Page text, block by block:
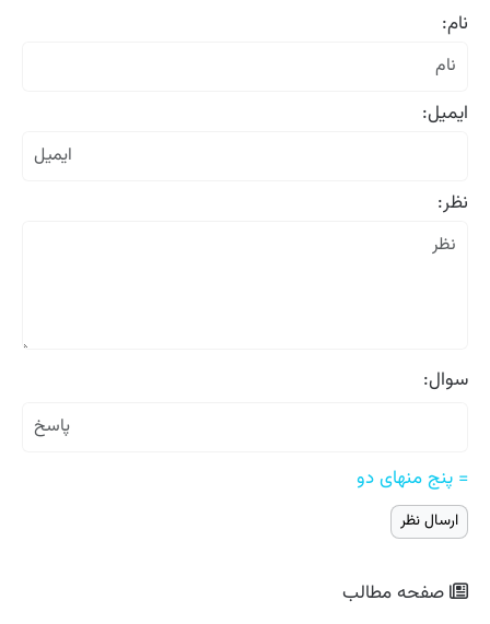
نام:
ایمیل:
نظر:
سوال:
= پنج منهای دو
صفحه مطالب